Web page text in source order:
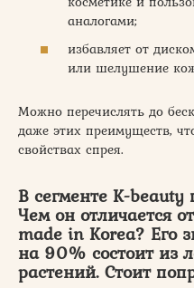
аналогами;
избавляет от
или шелушение
Можно перечислять до
даже этих преимуществ,
свойствах спрея.
В сегменте K-
Чем он отличается
made in Korea? Его
на 90% состоит из
растений. Стоит